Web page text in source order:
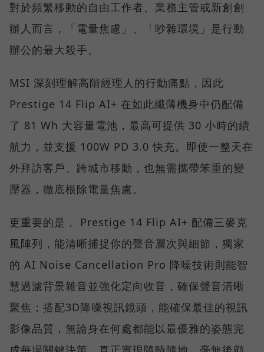
對於頻繁移動的自由工作者、業務主管或新創創
辦人而言，「電量焦慮」、「吵雜環境」是行動
辦公的最大殺手。
MSI 深刻理解高階經理人的行動痛點，因此
Prestige 14 Flip AI+ 在如此纖薄機身中仍配備
了 81 Wh 大容量電池，最高可提供 30 小時的續
航力，並支援 100W PD 3.0 快充。即使一整天在
外拜訪客戶、跨城市移動，也無需攜帶笨重的變
壓器，徹底根除電量焦慮。
更重要的是， Prestige 14 Flip AI+ 配備三麥克
風陣列，能清晰捕捉你的聲音層次與細節，獨家
的 AI Noise Cancellation Pro 降噪技術則能智
慧過濾背景雜音並強化定向收音，確保聲音清晰
聚焦；搭配3D降噪視訊鏡頭，能確保最佳的視訊
影像品質，無論身在何處都能以最優雅的姿態完